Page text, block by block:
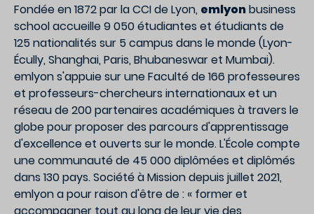
Fondée en 1872 par la CCI de Lyon, emlyonbusiness
school accueille 9 050 étudiantes et étudiants de
125 nationalités sur 5 campus dans le monde (Lyon-
Écully, Shanghai, Paris, Bhubaneswar et Mumbai).
emlyon s'appuie sur une Faculté de 166 professeures
et professeurs-chercheurs internationaux et un
réseau de 200 partenaires académiques à travers le
globe pour proposer des parcours d'apprentissage
d'excellence et ouverts sur le monde. L'École compte
une communauté de 45 000 diplômées et diplômés
dans 130 pays. Société à Mission depuis juillet 2021,
emlyon a pour raison d'être de : « former et
accompagner tout au long de leur vie des